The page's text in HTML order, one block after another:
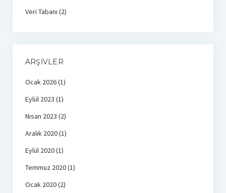
Veri Tabanı (2)
ARŞIVLER
Ocak 2026(1)
Eylül 2023 (1)
Nisan 2023 (2)
Aralık 2020(1)
Eylül 2020(1)
Temmuz 2020(1)
Ocak 2020(2)